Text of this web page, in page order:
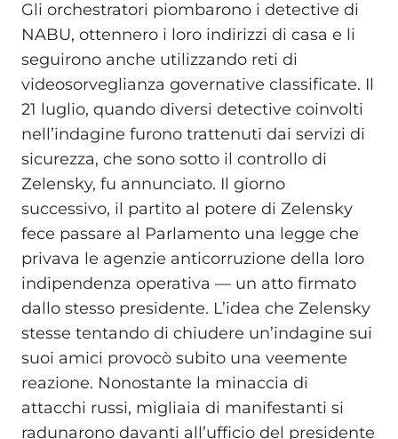
Gli orchestratori piombarono i detective di
NABU, ottennero i loro indirizzi di casa e li
seguirono anche utilizzando reti di
videosorveglianza governative classificate. Il
21 luglio, quando diversi detective coinvolti
nell’indagine furono trattenuti dai servizi di
sicurezza, che sono sotto il controllo di
Zelensky, fu annunciato. Il giorno
successivo, il partito al potere di Zelensky
fece passare al Parlamento una legge che
privava le agenzie anticorruzione della loro
indipendenza operativa — un atto firmato
dallo stesso presidente. L’idea che Zelensky
stesse tentando di chiudere un’indagine sui
suoi amici provocò subito una veemente
reazione. Nonostante la minaccia di
attacchi russi, migliaia di manifestanti si
radunarono davanti all’ufficio del presidente